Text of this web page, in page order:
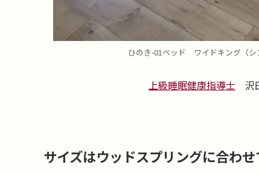
ひのき-01ベッド ワイドキング（
上級睡眠健康指導士 沢
サイズはウッドスプリングに合わ